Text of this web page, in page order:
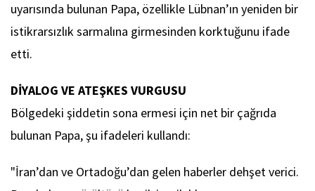
uyarısında bulunan Papa, özellikle Lübnan’ın yeniden bir
istikrarsızlık sarmalına girmesinden korktuğunu ifade
etti.
DİYALOG VE ATEŞKES VURGUSU
Bölgedeki şiddetin sona ermesi için net bir çağrıda
bulunan Papa, şu ifadeleri kullandı:
"İran’dan ve Ortadoğu’dan gelen haberler dehşet verici.